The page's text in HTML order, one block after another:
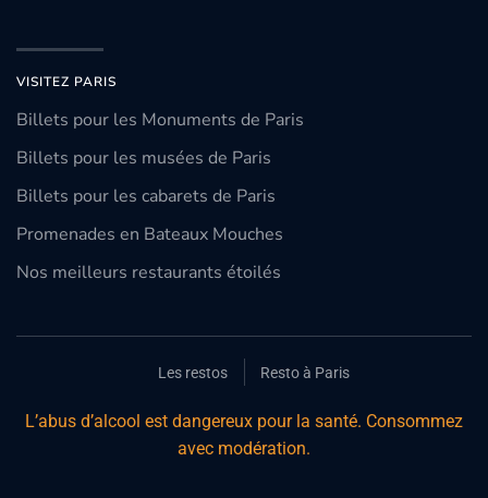
VISITEZ PARIS
Billets pour les Monuments de Paris
Billets pour les musées de Paris
Billets pour les cabarets de Paris
Promenades en Bateaux Mouches
Nos meilleurs restaurants étoilés
Les restos Resto à Paris
L’abus d’alcool est dangereux pour la santé. Consommez
avec modération.